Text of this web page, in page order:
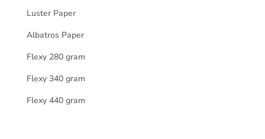
Luster Paper
Albatros Paper
Flexy 280 gram
Flexy 340 gram
Flexy 440 gram